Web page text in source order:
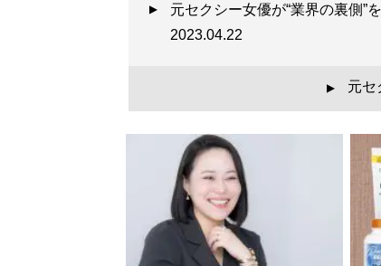
元セクシー女優が“業界の裏側
2023.04.22
▲ 元セ